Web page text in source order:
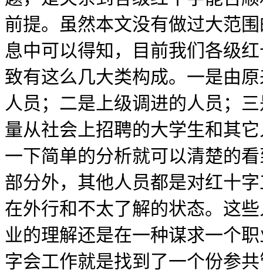
前提。虽然本文没有做过大范
息中可以得知，目前我们各级
致有这么几大类构成。一是由
人员；二是上级调进的人员；
量从社会上招聘的大学生和其
一下简单的分析就可以清楚的
部分外，其他人员都是对红十
在外行和不太了解的状态。这
业的理解还是在一种谋求一个
字会工作就是找到了一个份参